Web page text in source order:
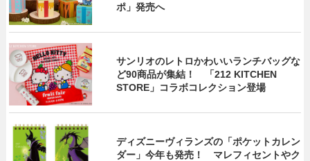
ポ」発売へ
サンリオのレトロかわいいランチバッグな
ど90商品が集結！ 「212 KITCHEN
STORE」コラボコレクション登場
ディズニーヴィランズの「ポケットカレン
ダー」今年も発売！ マレフィセントやク